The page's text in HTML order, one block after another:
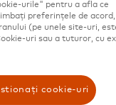
urile" pentru a afla ce
preferințele de acord,
(pe unele site-uri,
uri sau a tuturor, cu
cookie-uri